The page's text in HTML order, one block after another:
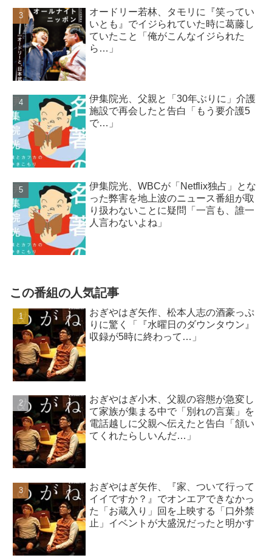
オードリー若林、タモリに『笑ってい
いとも』でイジられていた時に葛藤し
ていたこと「俺がこんなイジられた
ら…」
伊集院光、父親と「30年ぶりに」介護
施設で再会したと告白「もう要介護5
で…」
伊集院光、WBCが「Netflix独占」とな
った弊害を地上波のニュース番組が取
り扱わないことに疑問「一言も、誰一
人言わないよね」
この番組の人気記事
おぎやはぎ矢作、松本人志の酒豪っぷ
りに驚く「『水曜日のダウンタウン』
収録が5時に終わって…」
おぎやはぎ小木、父親の容態が急変し
て家族が集まる中で「別れの言葉」を
電話越しに父親へ伝えたと告白「頷い
てくれたらしいんだ…」
おぎやはぎ矢作、『家、ついて行って
イイですか？』でオンエアできなかっ
た「お蔵入り」回を上映する「口外禁
止」イベントが大盛況だったと明かす